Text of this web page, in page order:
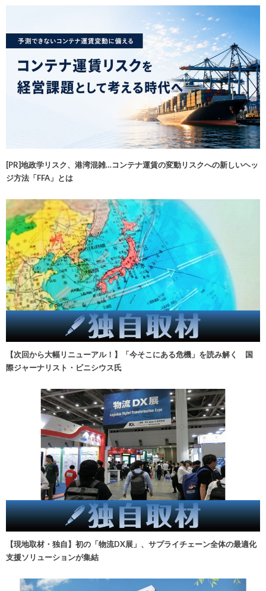
[PR]地政学リスク、港湾混雑…コンテナ運賃の変動リスクへの新しいヘッ
ジ方法「FFA」とは
【次回から大幅リニューアル！】「今そこにある危機」を読み解く 国
際ジャーナリスト・ビニシウス氏
【現地取材・独自】初の「物流DX展」、サプライチェーン全体の最適化
支援ソリューションが集結